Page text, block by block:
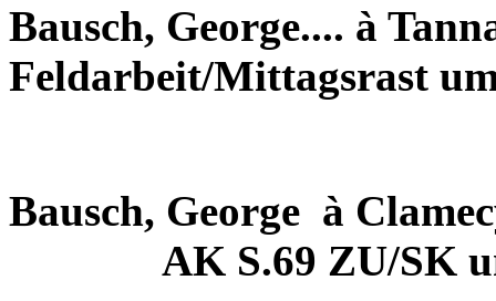
Bausch, George.... à
Feldarbeit/Mittagsrast
Bausch, George à
AK S.69 ZU/SK